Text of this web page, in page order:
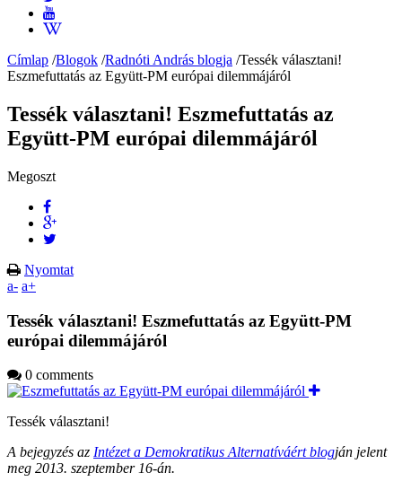
Címlap /Blogok /Radnóti András blogja /Tessék választani!
Eszmefuttatás az Együtt-PM európai dilemmájáról
Tessék választani! Eszmefuttatás az
Együtt-PM európai dilemmájáról
Megoszt
Nyomtat
a- a+
Tessék választani! Eszmefuttatás az Együtt-PM
európai dilemmájáról
0 comments
Tessék választani!
A bejegyzés az Intézet a Demokratikus Alternatíváért blogján jelent
meg 2013. szeptember 16-án.